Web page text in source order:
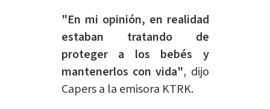
"En mi opinión, en realidad
estaban tratando de
proteger a los bebés y
mantenerlos con vida", dijo
Capers a la emisora KTRK.